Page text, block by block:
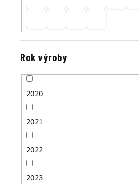
Rok výroby
2020
2021
2022
2023